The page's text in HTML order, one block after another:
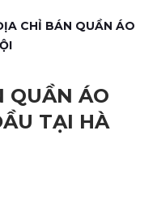
CHỈ BÁN QUẦN ÁO
QUẦN ÁO
TẠI HÀ